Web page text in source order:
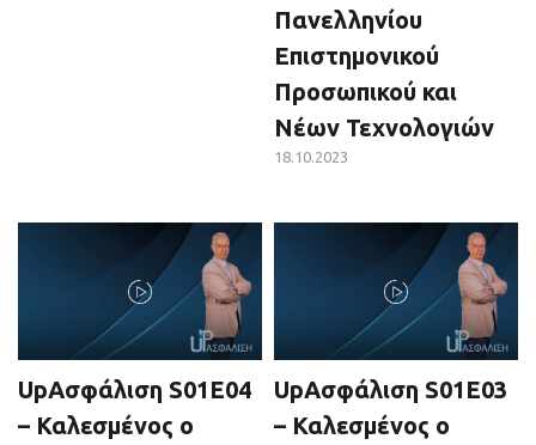
Πανελληνίου
Επιστημονικού
Προσωπικού και
Νέων Τεχνολογιών
18.10.2023
UpΑσφάλιση S01E04
– Καλεσμένος ο
UpΑσφάλιση S01E03
– Καλεσμένος ο